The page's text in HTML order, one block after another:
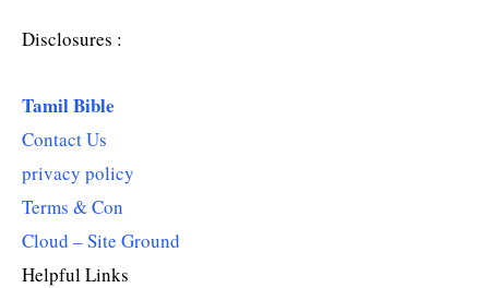
Disclosures :
Tamil Bible
Contact Us
privacy policy
Terms & Con
Cloud – Site Ground
Helpful Links